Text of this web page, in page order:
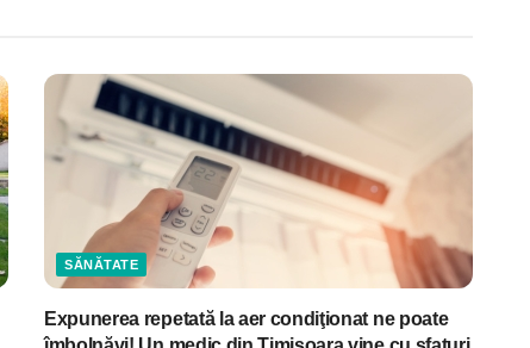
SĂNĂTATE
Expunerea repetată la aer condiţionat ne poate